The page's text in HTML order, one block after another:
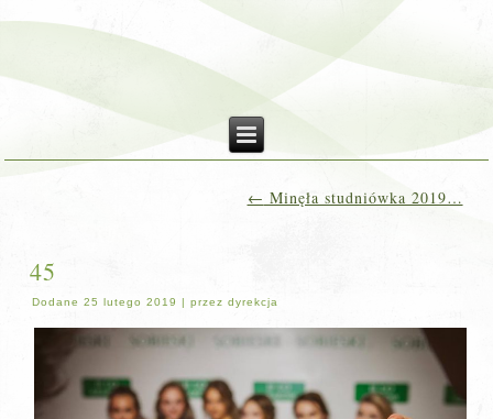
← Minęła studniówka 2019…
45
Dodane 25 lutego 2019 |przez dyrekcja